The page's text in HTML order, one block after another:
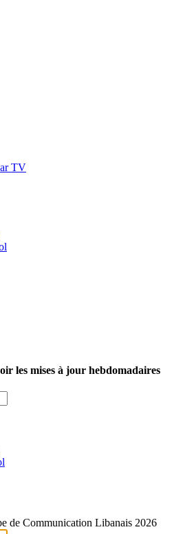
TV
les mises à jour hebdomadaires
de Communication Libanais 2026